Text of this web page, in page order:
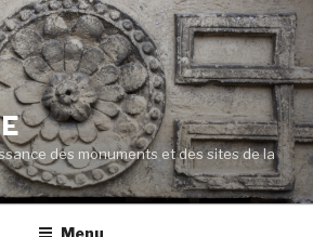
des monuments et des sites de la
Menu